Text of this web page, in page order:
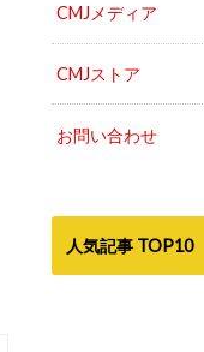
CMJストア
お問い合わせ